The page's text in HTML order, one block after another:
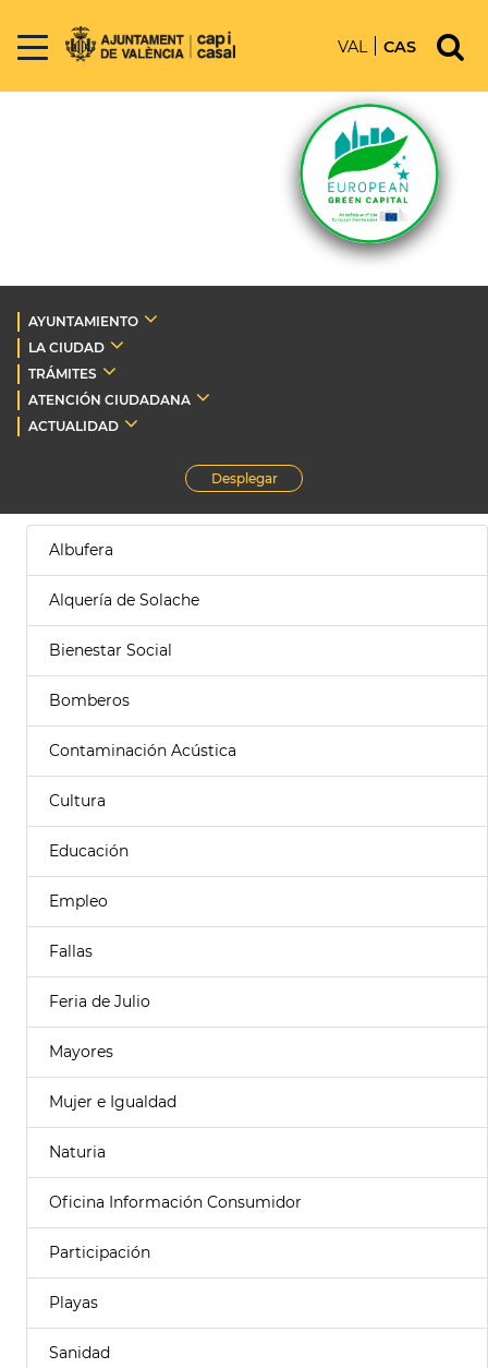
VAL CAS
AYUNTAMIENTO
LA CIUDAD
TRÁMITES
ATENCIÓN CIUDADANA
ACTUALIDAD
Desplegar
Albufera
Alquería de Solache
Bienestar Social
Bomberos
Contaminación Acústica
Cultura
Educación
Empleo
Fallas
Feria de Julio
Mayores
Mujer e Igualdad
Naturia
Oficina Información Consumidor
Participación
Playas
Sanidad